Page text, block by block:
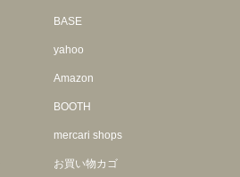
BASE
yahoo
Amazon
BOOTH
mercari shops
お買い物カゴ